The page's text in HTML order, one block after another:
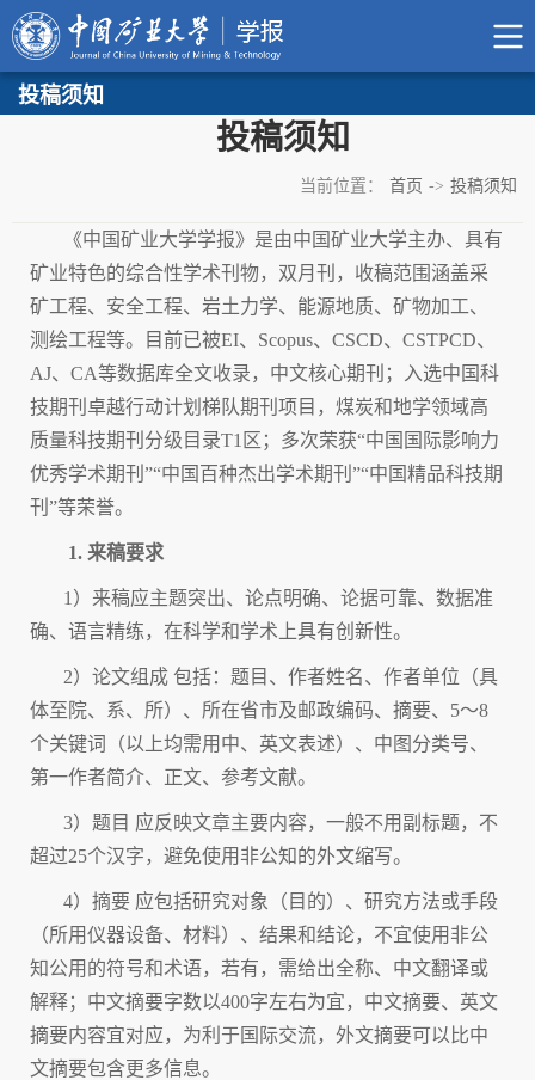
投稿须知
投稿须知
当前位置： 首页 -> 投稿须知
《中国矿业大学学报》是由中国矿业大学主办、具有
矿业特色的综合性学术刊物，双月刊，收稿范围涵盖采
矿工程、安全工程、岩土力学、能源地质、矿物加工、
测绘工程等。目前已被EI、Scopus、CSCD、CSTPCD、
AJ、CA等数据库全文收录，中文核心期刊；入选中国科
技期刊卓越行动计划梯队期刊项目，煤炭和地学领域高
质量科技期刊分级目录T1区；多次荣获“中国国际影响力
优秀学术期刊”“中国百种杰出学术期刊”“中国精品科技期
刊”等荣誉。
1. 来稿要求
1）来稿应主题突出、论点明确、论据可靠、数据准
确、语言精练，在科学和学术上具有创新性。
2）论文组成 包括：题目、作者姓名、作者单位（具
体至院、系、所）、所在省市及邮政编码、摘要、5～8
个关键词（以上均需用中、英文表述）、中图分类号、
第一作者简介、正文、参考文献。
3）题目 应反映文章主要内容，一般不用副标题，不
超过25个汉字，避免使用非公知的外文缩写。
4）摘要 应包括研究对象（目的）、研究方法或手段
（所用仪器设备、材料）、结果和结论，不宜使用非公
知公用的符号和术语，若有，需给出全称、中文翻译或
解释；中文摘要字数以400字左右为宜，中文摘要、英文
摘要内容宜对应，为利于国际交流，外文摘要可以比中
文摘要包含更多信息。